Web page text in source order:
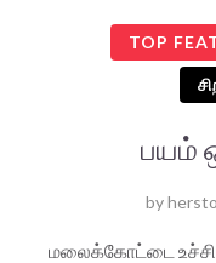
TOP
பயம்
by
மலைக்கோட்டை